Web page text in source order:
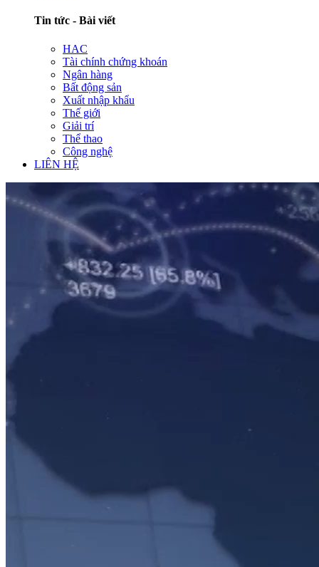
Tin tức - Bài viết
HAC
Tài chính chứng khoán
Ngân hàng
Bất động sản
Xuất nhập khẩu
Thế giới
Giải trí
Thể thao
Công nghệ
LIÊN HỆ
CHỨNG KHOÁN CUỐI TUẦN